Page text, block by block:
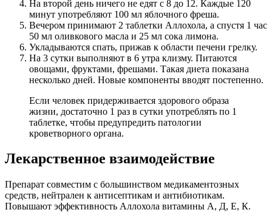
На второй день ничего не едят с 8 до 12. Каждые 120
минут употребляют 100 мл яблочного фреша.
Вечером принимают 2 таблетки Аллохола, а спустя 1 час
50 мл оливкового масла и 25 мл сока лимона.
Укладываются спать, прижав к области печени грелку.
На 3 сутки выполняют в 6 утра клизму. Питаются
овощами, фруктами, фрешами. Такая диета показана
несколько дней. Новые компоненты вводят постепенно.
Если человек придерживается здорового образа
жизни, достаточно 1 раз в сутки употреблять по 1
таблетке, чтобы предупредить патологии
кроветворного органа.
Лекарственное взаимодействие
Препарат совместим с большинством медикаментозных
средств, нейтрален к антисептикам и антибиотикам.
Повышают эффективность Аллохола витамины А, Д, Е, К.